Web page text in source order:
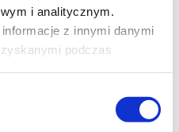
i analitycznym.
z innymi danymi
podczas